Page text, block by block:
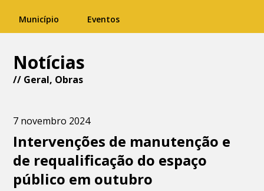
Município Eventos
Notícias
// Geral, Obras
7 novembro 2024
Intervenções de manutenção e
de requalificação do espaço
público em outubro